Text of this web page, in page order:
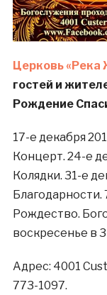
Церковь «Река
гостей и
Рождение
17-е декабря
Концерт. 24-е
Колядки. 31-е
Благодарности.
Рождество.
воскресенье в
Адрес: 4001
773-1097.